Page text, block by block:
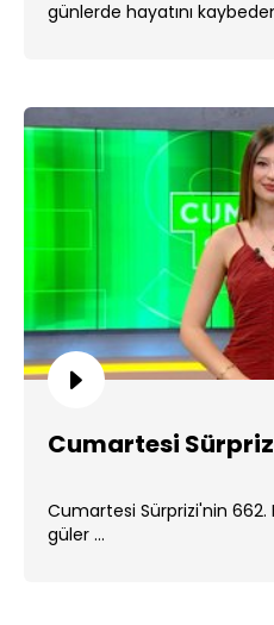
günlerde hayatını
Cumartesi
Cumartesi Sürprizi'nin
güler ...